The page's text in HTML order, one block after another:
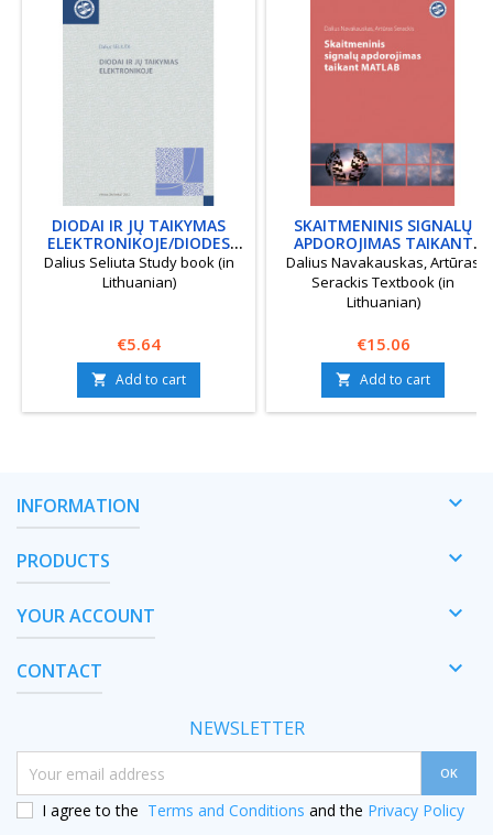
DIODAI IR JŲ TAIKYMAS
ELEKTRONIKOJE/DIODES
AND DIODE APPLICATIONS
Dalius Seliuta Study book (in
Lithuanian)
Price
€5.64
 Add to cart
SKAITMENINIS SIGNALŲ
APDOROJIMAS TAIKANT
MATLAB/DIGITAL SIGNAL
PROCESSING USING MATLAB
Dalius Navakauskas, Artūras
Serackis Textbook (in
Lithuanian)
Price
€15.06
 Add to cart
INFORMATION 
PRODUCTS 
YOUR ACCOUNT 
CONTACT 
NEWSLETTER
I agree to the Terms and Conditions and the Privacy Policy